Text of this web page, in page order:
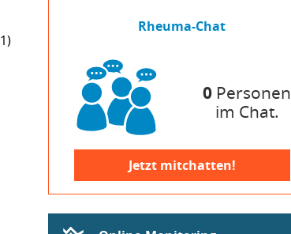
1)
Rheuma-Chat
0 Personen
im Chat.
Jetzt mitchatten!